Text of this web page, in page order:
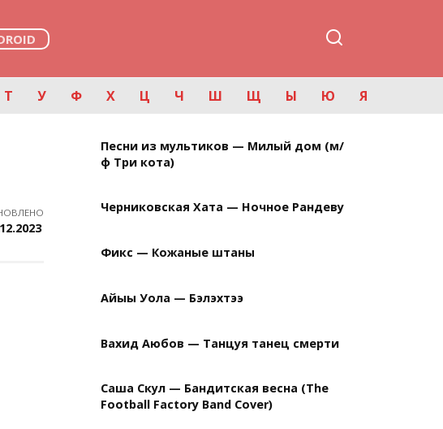
Т У Ф Х Ц Ч Ш Щ Ы Ю Я
Песни из мультиков — Милый дом (м/
ф Три кота)
Черниковская Хата — Ночное Рандеву
Фикс — Кожаные штаны
Айыы Уола — Бэлэхтээ
Вахид Аюбов — Танцуя танец смерти
Саша Скул — Бандитская весна (The
Football Factory Band Cover)